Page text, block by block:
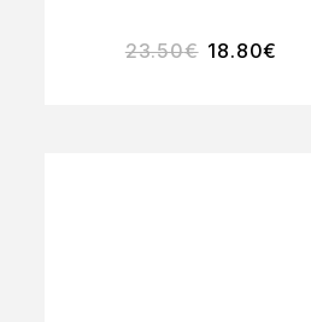
23.50€ 18.80€